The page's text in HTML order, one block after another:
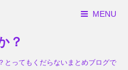
MENU
？
とってもくだらないまとめブログで